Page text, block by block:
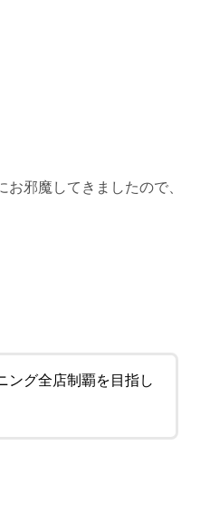
お邪魔してきましたので、
ング全店制覇を目指し